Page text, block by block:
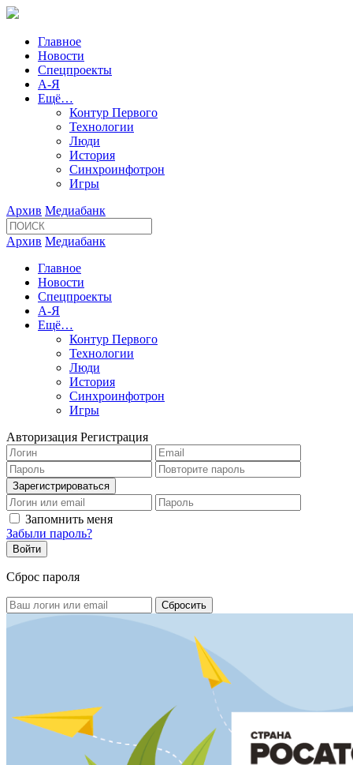
Главное
Новости
Спецпроекты
А-Я
Ещё…
Контур Первого
Технологии
Люди
История
Синхроинфотрон
Игры
Архив Медиабанк
Архив Медиабанк
Главное
Новости
Спецпроекты
А-Я
Ещё…
Контур Первого
Технологии
Люди
История
Синхроинфотрон
Игры
Авторизация Регистрация
Запомнить меня
Забыли пароль?
Сброс пароля